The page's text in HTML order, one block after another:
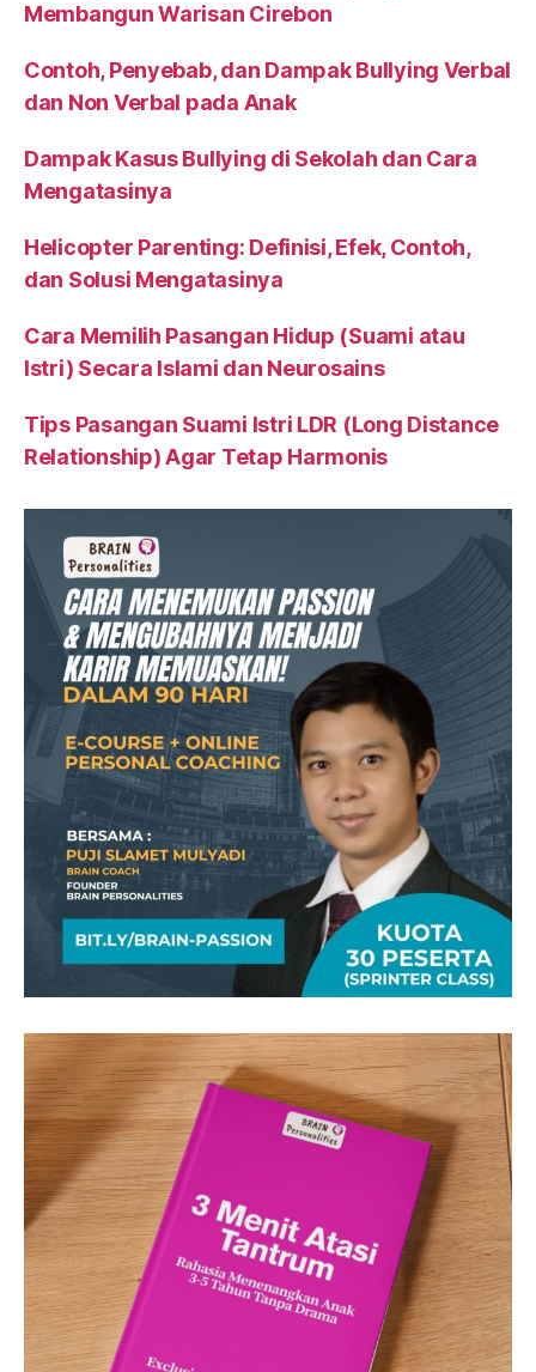
Membangun Warisan Cirebon
Contoh, Penyebab, dan Dampak Bullying Verbal
dan Non Verbal pada Anak
Dampak Kasus Bullying di Sekolah dan Cara
Mengatasinya
Helicopter Parenting: Definisi, Efek, Contoh,
dan Solusi Mengatasinya
Cara Memilih Pasangan Hidup (Suami atau
Istri) Secara Islami dan Neurosains
Tips Pasangan Suami Istri LDR (Long Distance
Relationship) Agar Tetap Harmonis